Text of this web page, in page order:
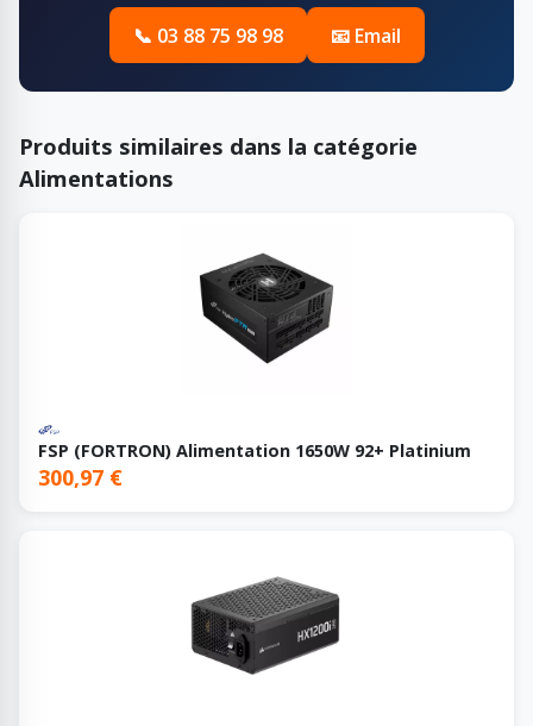
📞 03 88 75 98 98 📧 Email
Produits similaires dans la catégorie
Alimentations
FSP (FORTRON) Alimentation 1650W 92+ Platinium
300,97 €